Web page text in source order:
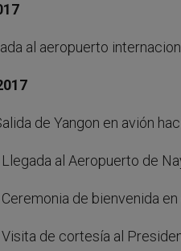
al aeropuerto
de Yangon en avión
Llegada al Aeropuerto de
Ceremonia de bienvenida
Visita de cortesía al